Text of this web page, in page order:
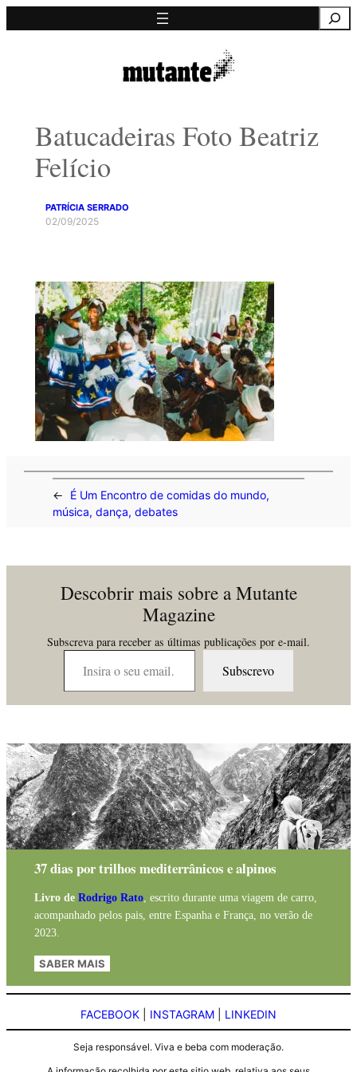
para
Batucadeiras Foto Beatriz
Felício
PATRÍCIA SERRADO
02/09/2025
←
É Um Encontro de comidas do mundo,
música, dança, debates
Descobrir mais sobre a Mutante
Magazine
Subscreva para receber as últimas publicações por e-mail.
Insira o seu email…
Subscrevo
37 dias por trilhos mediterrânicos e alpinos
Livro de Rodrigo Rato, escrito durante uma viagem de carro,
acompanhado pelos pais, entre Espanha e França, no verão de
2023.
SABER MAIS
FACEBOOK INSTAGRAM LINKEDIN
Seja responsável. Viva e beba com moderação.